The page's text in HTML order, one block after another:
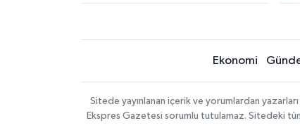
Ekonomi
Sitede yayınlanan içerik ve yorumlardan
Ekspres Gazetesi sorumlu tutulamaz. Sitedeki